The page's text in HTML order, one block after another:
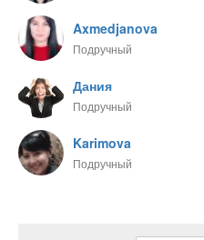
Axmedjanova
Подручный
Дания
Подручный
Karimova
Подручный